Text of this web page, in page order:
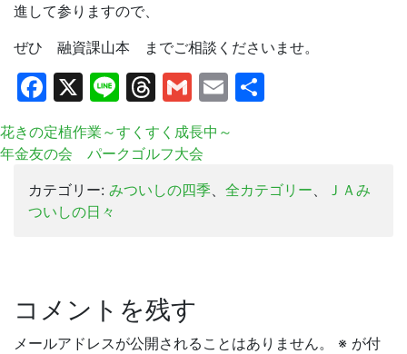
進して参りますので、
ぜひ 融資課山本 までご相談くださいませ。
Facebook
X LineThreads
Gmail
Email
花きの定植作業～すくすく成長中～
年金友の会 パークゴルフ大会
カテゴリー: みついしの四季 全カテゴリー
ＪＡみ
ついしの日々
コメントを残す
メールアドレスが公開されることはありません。 ※ が付